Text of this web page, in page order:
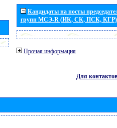
Кандидаты на посты
групп МСЭ-R (ИК, СК, ПСК, КГР)
Прочая информация
Для контактов